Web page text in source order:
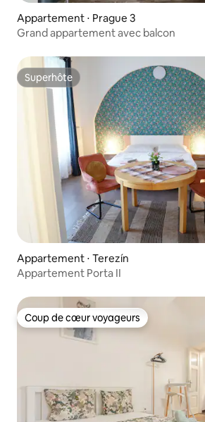
Appartement ⋅ Prague 3
Grand appartement avec balcon
Superhôte
Superhôte
Appartement ⋅ Terezín
Appartement Porta II
Coup de cœur voyageurs
Coup de cœur voyageurs